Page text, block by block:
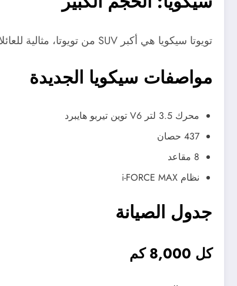
تويوتا سيكويا هي أكبر SUV من تويوتا، مثالية للعائلات الكبيرة والرحلات الطويلة.
مواصفات سيكويا الجديدة
محرك 3.5 لتر V6 توين تيربو هايبرد
437 حصان
8 مقاعد
نظام i-FORCE MAX
جدول الصيانة
كل 8,000 كم